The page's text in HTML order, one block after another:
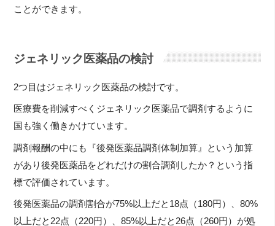
ことができます。
ジェネリック医薬品の検討
2つ目はジェネリック医薬品の検討です。
医療費を削減すべくジェネリック医薬品で調剤するように
国も強く働きかけています。
調剤報酬の中にも『後発医薬品調剤体制加算』という加算
があり後発医薬品をどれだけの割合調剤したか？という指
標で評価されています。
後発医薬品の調剤割合が75%以上だと18点（180円）、80%
以上だと22点（220円）、85%以上だと26点（260円）が処